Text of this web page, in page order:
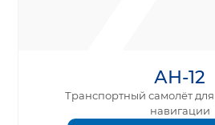
АН-12
Транспортный самолёт
навигации